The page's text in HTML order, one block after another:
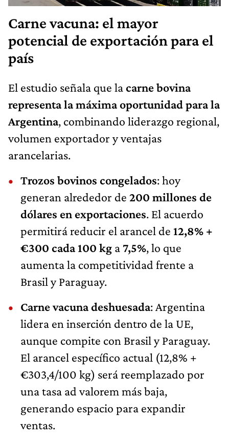
Carne vacuna: el mayor
potencial de exportación para el
país
El estudio señala que lacarne bovina
representa la máxima oportunidad para la
Argentina, combinando liderazgo regional,
volumen exportador y ventajas
arancelarias.
Trozos bovinos congelados: hoy
generan alrededor de 200 millones de
dólares en exportaciones. El acuerdo
permitirá reducir el arancel de 12,8% +
€300 cada 100 kg a 7,5%, lo que
aumenta la competitividad frente a
Brasil y Paraguay.
Carne vacuna deshuesada: Argentina
lidera en inserción dentro de la UE,
aunque compite con Brasil y Paraguay.
El arancel específico actual (12,8% +
€303,4/100 kg) será reemplazado por
una tasa ad valorem más baja,
generando espacio para expandir
ventas.